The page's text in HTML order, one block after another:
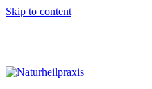
Skip to content